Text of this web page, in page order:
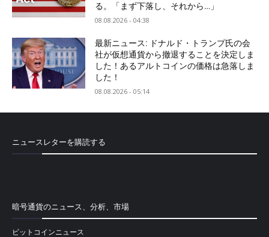
る。「まず下落し、それから…」
08.08.2026 - 04:38
最新ニュース: ドナルド・トランプ氏の会
社が仮想通貨から撤退することを決定しま
した！あるアルトコインの価格は急落しま
した！
08.08.2026 - 05:14
ニュースレターを購読する
暗号通貨のニュース、分析、市場
ビットコインニュース